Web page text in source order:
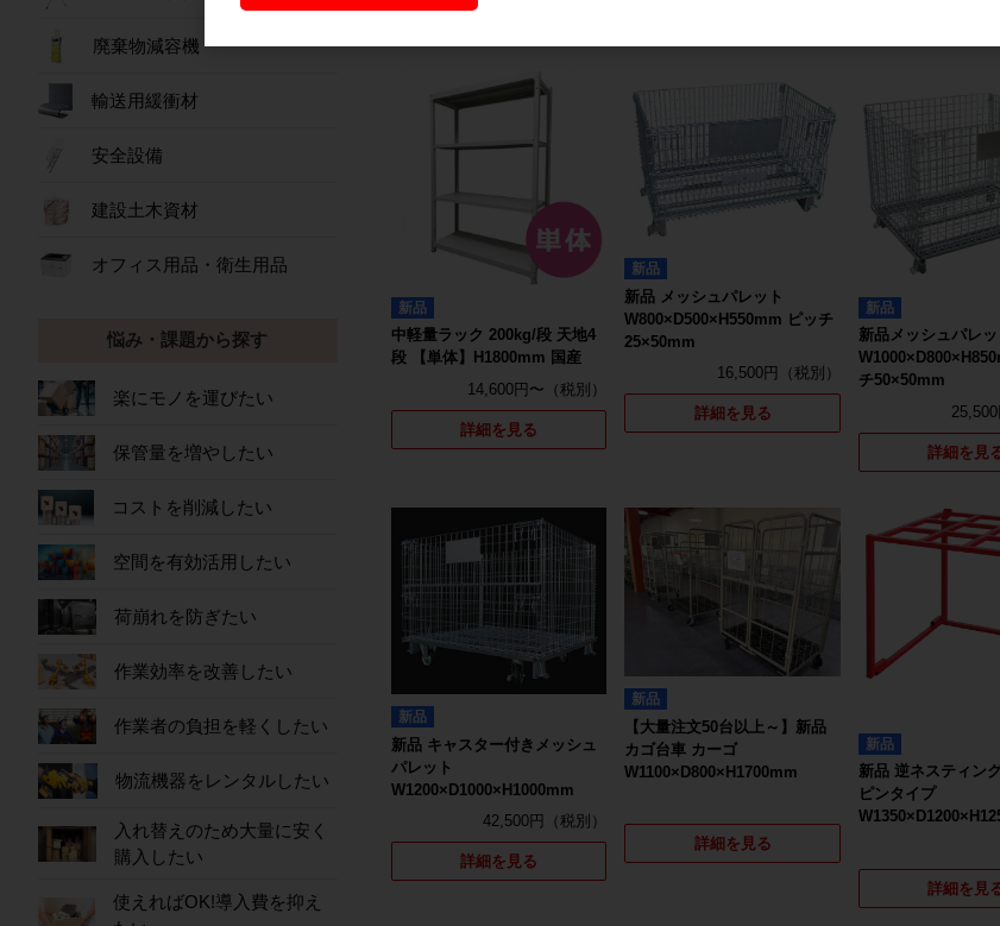
詳細を見る
新品
中軽量ラック 200kg/段 天地4
段 【単体】H1800mm 国産
14,600円〜
詳細を見る
新品
新品 メッシュパレット
W800×D500×H550mm ピッチ
25×50mm
16,500円
詳細を見る
新品
新品メッシュパレッ
チ50×50mm
25,500
詳細を見
新品
新品 キャスター付きメッシュ
パレット
W1200×D1000×H1000mm
42,500円
詳細を見る
新品
【大量注文50台以上～】新品
カゴ台車 カーゴ
W1100×D800×H1700mm
詳細を見る
新品
新品 逆ネスティン
ピンタイプ
詳細を見
廃棄物減容機
輸送用緩衝材
安全設備
建設土木資材
オフィス用品・衛生用品
悩み・課題から探す
楽にモノを運びたい
保管量を増やしたい
コストを削減したい
空間を有効活用したい
荷崩れを防ぎたい
作業効率を改善したい
作業者の負担を軽くしたい
物流機器をレンタルしたい
入れ替えのため大量に安く
購入したい
使えればOK!導入費を抑え